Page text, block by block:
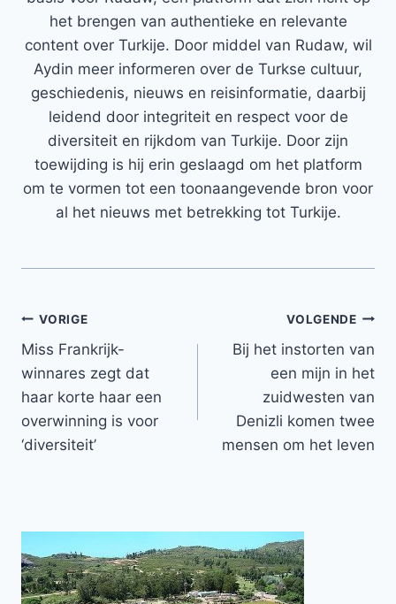
het brengen van authentieke en relevante
content over Turkije. Door middel van Rudaw, wil
Aydin meer informeren over de Turkse cultuur,
geschiedenis, nieuws en reisinformatie, daarbij
leidend door integriteit en respect voor de
diversiteit en rijkdom van Turkije. Door zijn
toewijding is hij erin geslaagd om het platform
om te vormen tot een toonaangevende bron voor
al het nieuws met betrekking tot Turkije.
Bericht
navigatie
VORIGE
Miss Frankrijk-
winnares zegt dat
haar korte haar een
overwinning is voor
‘diversiteit’
VOLGENDE
Bij het instorten van
een mijn in het
zuidwesten van
Denizli komen twee
mensen om het leven